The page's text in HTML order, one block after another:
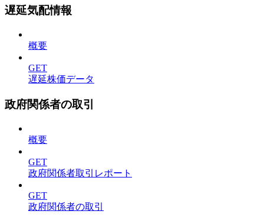
遅延気配情報
概要
GET
遅延株価データ
政府関係者の取引
概要
GET
政府関係者取引レポート
GET
政府関係者の取引